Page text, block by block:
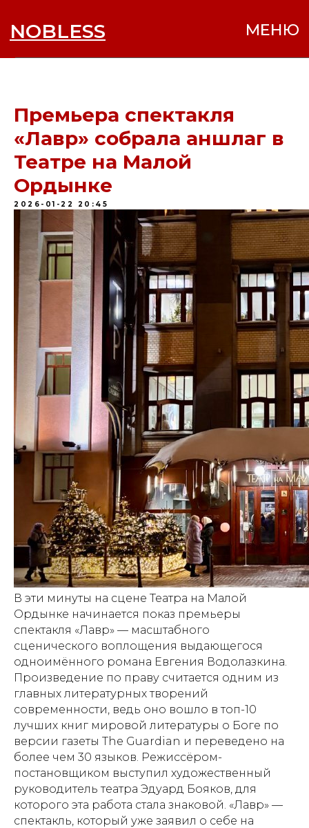
NOBLESS
Премьера спектакля
«Лавр» собрала аншлаг в
Театре на Малой
Ордынке
2026-01-22 20:45
В эти минуты на сцене Театра на Малой
Ордынке начинается показ премьеры
спектакля «Лавр» — масштабного
сценического воплощения выдающегося
одноимённого романа Евгения Водолазкина.
Произведение по праву считается одним из
главных литературных творений
современности, ведь оно вошло в топ-10
лучших книг мировой литературы о Боге по
версии газеты The Guardian и переведено на
более чем 30 языков. Режиссёром-
постановщиком выступил художественный
руководитель театра Эдуард Бояков, для
которого эта работа стала знаковой. «Лавр» —
спектакль, который уже заявил о себе на